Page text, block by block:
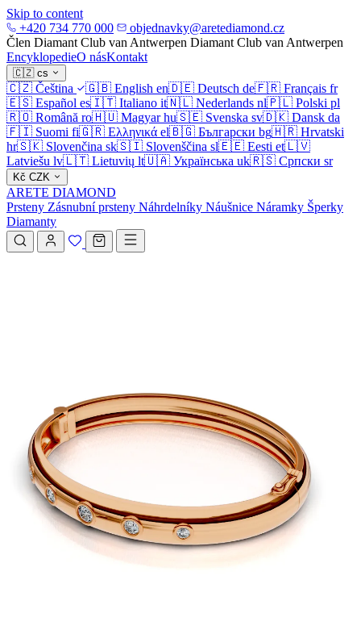
Skip to content
+420 734 770 000
objednavky@aretediamond.cz
Člen Diamant Club van Antwerpen Diamant Club van Antwerpen
EncyklopedieO násKontakt
🇨🇿 cs
🇨🇿 Čeština 🇬🇧 English en🇩🇪 Deutsch de🇫🇷 Français fr
🇪🇸 Español es🇮🇹 Italiano it🇳🇱 Nederlands nl🇵🇱 Polski pl
🇷🇴 Română ro🇭🇺 Magyar hu🇸🇪 Svenska sv🇩🇰 Dansk da
🇫🇮 Suomi fi🇬🇷 Ελληνικά el🇧🇬 Български bg🇭🇷 Hrvatski
hr🇸🇰 Slovenčina sk🇸🇮 Slovenščina sl🇪🇪 Eesti et🇱🇻
Latviešu lv🇱🇹 Lietuvių lt🇺🇦 Українська uk🇷🇸 Српски sr
Kč CZK
ARETE DIAMOND
Prsteny Zásnubní prsteny Náhrdelníky Náušnice Náramky Šperky
Diamanty